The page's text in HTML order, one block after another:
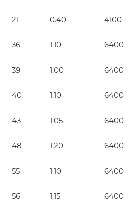
21 0.40 4100
36 1.10 6400
39 1.00 6400
40 1.10 6400
43 1.05 6400
48 1.20 6400
55 1.10 6400
56 1.15 6400